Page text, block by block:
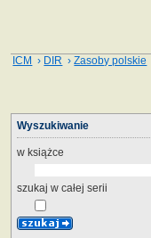
ICM › DIR ›Zasoby polskie
Wyszukiwanie
w książce
szukaj w całej serii